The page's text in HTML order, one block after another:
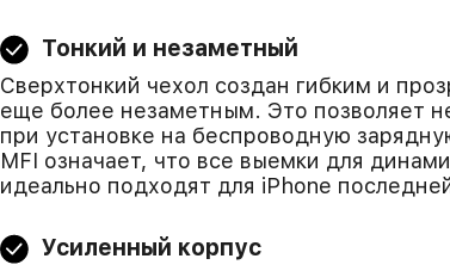
Тонкий и незаметный
Сверхтонкий чехол создан гибким и
еще более незаметным. Это позволяет
при установке на беспроводную
MFI означает, что все выемки для
идеально подходят для iPhone
Усиленный корпус